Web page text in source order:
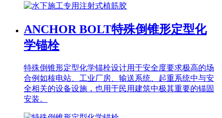
ANCHOR BOLT特殊倒锥形定型化
学锚栓
特殊倒锥形定型化学锚栓设计用于安全度要求极高的场
合例如核电站、工业厂房、输送系统、起重系统中与安
全相关的设备设施，也用于民用建筑中极其重要的锚固
安装。